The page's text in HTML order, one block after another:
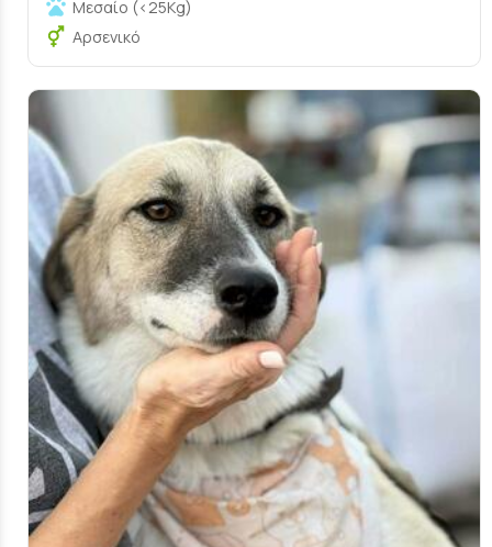
Μεσαίο (<25Kg)
Αρσενικό